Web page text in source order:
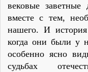
вековые заветные
вместе с тем,
нашего. И история
когда они были у
особенно ясно
судьбах